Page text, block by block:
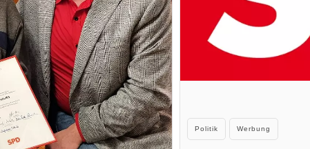
Kategorien
Politik Werbung